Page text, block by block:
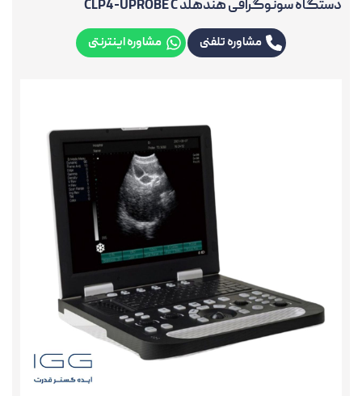
دستگاه سونوگرافی هندهلد CLP4-UPROBE C
مشاوره تلفنی مشاوره اینترنتی